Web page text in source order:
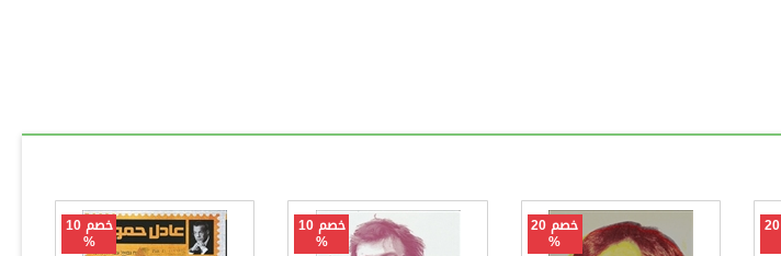
خصم 20 خصم 20
%
خصم 10
%
خصم 10
%